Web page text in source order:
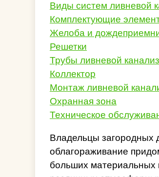
Виды систем ливневой
Комплектующие
Желоба и
Решетки
Трубы ливневой
Коллектор
Монтаж ливневой
Охранная зона
Техническое
Владельцы загородных
облагораживание
больших материальных